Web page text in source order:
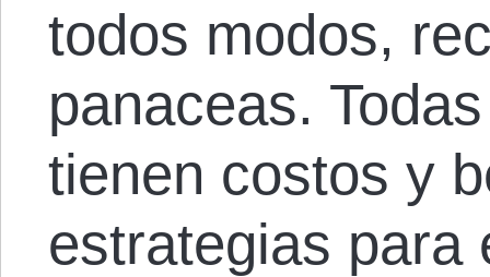
todos modos,
panaceas.
tienen costos y
estrategias para